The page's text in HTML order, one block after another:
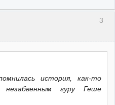
3
история, как-то
незабвенным гуру Геше